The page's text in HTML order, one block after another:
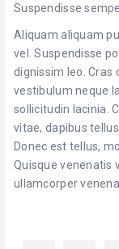
Suspendisse
Aliquam aliquam
vel. Suspendisse
dignissim leo. Cras
vestibulum neque
sollicitudin lacinia.
vitae, dapibus
Donec est tellus,
Quisque venenatis
ullamcorper